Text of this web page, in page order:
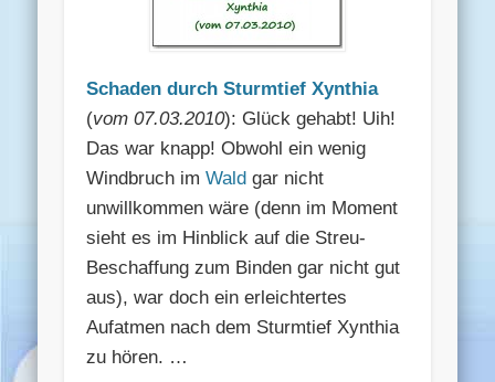
Schaden durch Sturmtief Xynthia
(vom 07.03.2010): Glück gehabt! Uih!
Das war knapp! Obwohl ein wenig
Windbruch imWald gar nicht
unwillkommen wäre (denn im Moment
sieht es im Hinblick auf die Streu-
Beschaffung zum Binden gar nicht gut
aus), war doch ein erleichtertes
Aufatmen nach dem Sturmtief Xynthia
zu hören. …